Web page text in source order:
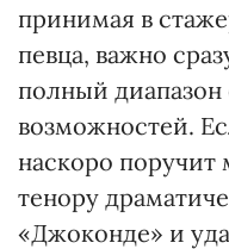
принимая в
певца, важно
полный диапазон
возможностей.
наскоро
тенору
«Джоконде» и